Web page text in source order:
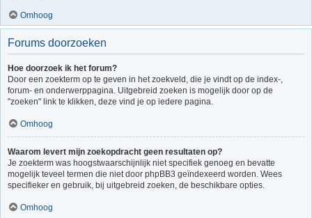
Omhoog
Forums doorzoeken
Hoe doorzoek ik het forum?
Door een zoekterm op te geven in het zoekveld, die je vindt op de index-,
forum- en onderwerppagina. Uitgebreid zoeken is mogelijk door op de
"zoeken" link te klikken, deze vind je op iedere pagina.
Omhoog
Waarom levert mijn zoekopdracht geen resultaten op?
Je zoekterm was hoogstwaarschijnlijk niet specifiek genoeg en bevatte
mogelijk teveel termen die niet door phpBB3 geïndexeerd worden. Wees
specifieker en gebruik, bij uitgebreid zoeken, de beschikbare opties.
Omhoog